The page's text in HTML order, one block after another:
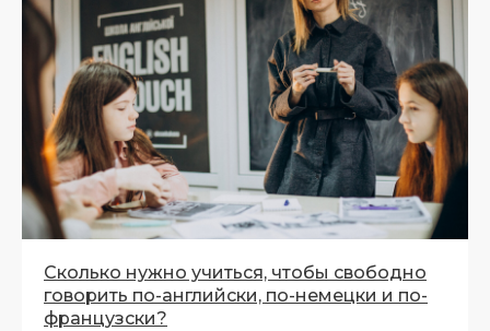
Сколько нужно учиться, чтобы свободно
говорить по-английски, по-немецки и по-
французски?